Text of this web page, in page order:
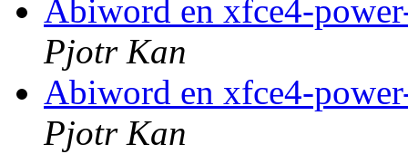
Abiword en xfce4-
Pjotr Kan
Abiword en xfce4-
Pjotr Kan